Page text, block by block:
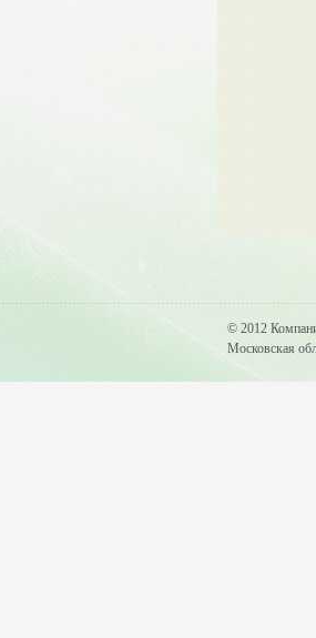
© 2012
Московская